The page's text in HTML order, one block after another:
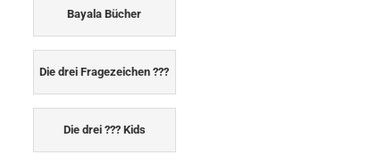
Bayala Bücher
Die drei Fragezeichen ???
Die drei ??? Kids